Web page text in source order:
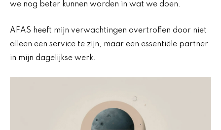
we nog beter kunnen worden in wat we doen.
AFAS heeft mijn verwachtingen overtroffen door niet
alleen een service te zijn, maar een essentiële partner
in mijn dagelijkse werk.